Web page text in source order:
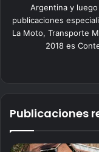
Argentina y
publicaciones
La Moto, Transporte
2018 es
Publicaciones